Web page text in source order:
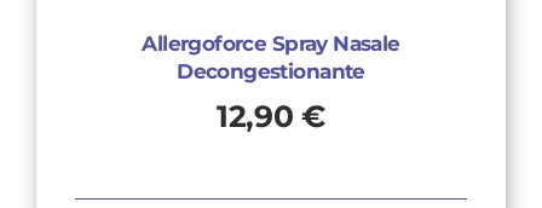
Allergoforce Spray Nasale
Decongestionante
12,90€